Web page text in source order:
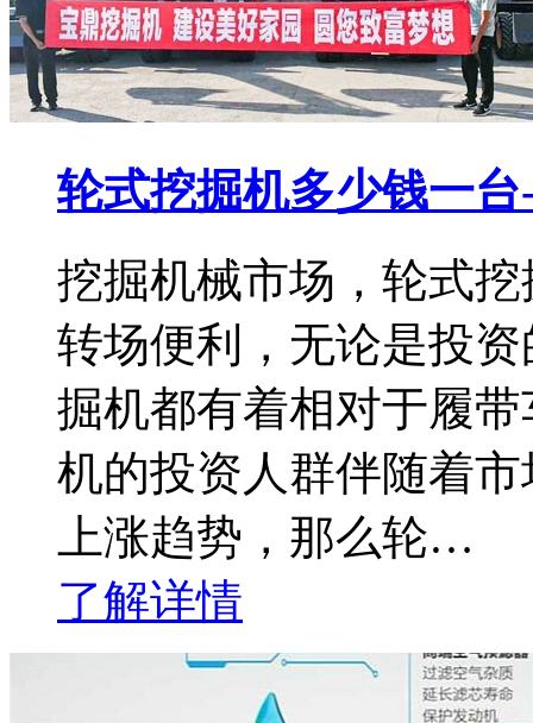
轮式挖掘机多少钱一
挖掘机械市场，轮式
转场便利，无论是投
掘机都有着相对于履
机的投资人群伴随着
上涨趋势，那么轮…
了解详情